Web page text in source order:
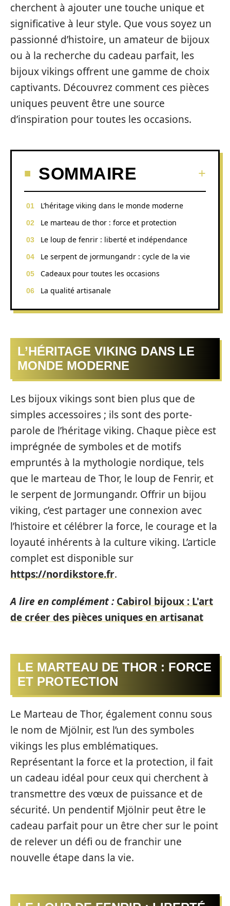
cherchent à ajouter une touche unique et
significative à leur style. Que vous soyez un
passionné d’histoire, un amateur de bijoux
ou à la recherche du cadeau parfait, les
bijoux vikings offrent une gamme de choix
captivants. Découvrez comment ces pièces
uniques peuvent être une source
d’inspiration pour toutes les occasions.
SOMMAIRE
L’héritage viking dans le monde moderne
Le marteau de thor : force et protection
Le loup de fenrir : liberté et indépendance
Le serpent de jormungandr : cycle de la vie
Cadeaux pour toutes les occasions
La qualité artisanale
L’HÉRITAGE VIKING DANS LE
MONDE MODERNE
Les bijoux vikings sont bien plus que de
simples accessoires ; ils sont des porte-
parole de l’héritage viking. Chaque pièce est
imprégnée de symboles et de motifs
empruntés à la mythologie nordique, tels
que le marteau de Thor, le loup de Fenrir, et
le serpent de Jormungandr. Offrir un bijou
viking, c’est partager une connexion avec
l’histoire et célébrer la force, le courage et la
loyauté inhérents à la culture viking. L’article
complet est disponible sur
https://nordikstore.fr.
A lire en complément : Cabirol bijoux : L'art
de créer des pièces uniques en artisanat
LE MARTEAU DE THOR : FORCE
ET PROTECTION
Le Marteau de Thor, également connu sous
le nom de Mjölnir, est l’un des symboles
vikings les plus emblématiques.
Représentant la force et la protection, il fait
un cadeau idéal pour ceux qui cherchent à
transmettre des vœux de puissance et de
sécurité. Un pendentif Mjölnir peut être le
cadeau parfait pour un être cher sur le point
de relever un défi ou de franchir une
nouvelle étape dans la vie.